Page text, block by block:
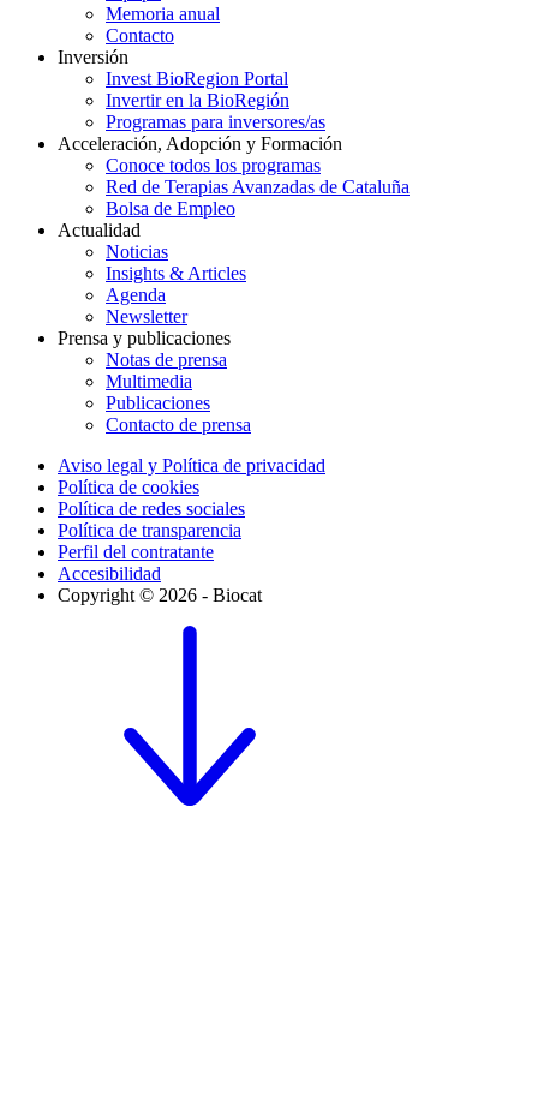
Memoria anual
Contacto
Inversión
Invest BioRegion Portal
Invertir en la BioRegión
Programas para inversores/as
Acceleración, Adopción y Formación
Conoce todos los programas
Red de Terapias Avanzadas de Cataluña
Bolsa de Empleo
Actualidad
Noticias
Insights & Articles
Agenda
Newsletter
Prensa y publicaciones
Notas de prensa
Multimedia
Publicaciones
Contacto de prensa
Aviso legal y Política de privacidad
Política de cookies
Política de redes sociales
Política de transparencia
Perfil del contratante
Accesibilidad
Copyright © 2026 - Biocat